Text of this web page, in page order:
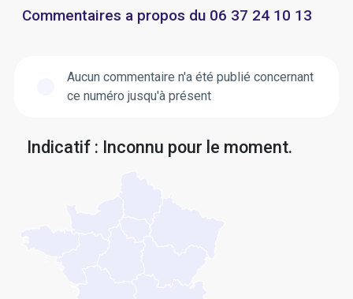
Commentaires a propos du 06 37 24 10 13
Aucun commentaire n'a été publié concernant
ce numéro jusqu'à présent
Indicatif : Inconnu pour le moment.